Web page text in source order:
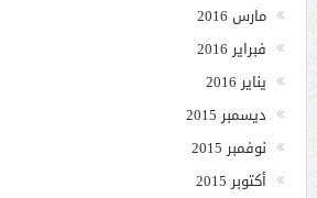
مارس 2016
فبراير 2016
يناير 2016
ديسمبر 2015
نوفمبر 2015
أكتوبر 2015